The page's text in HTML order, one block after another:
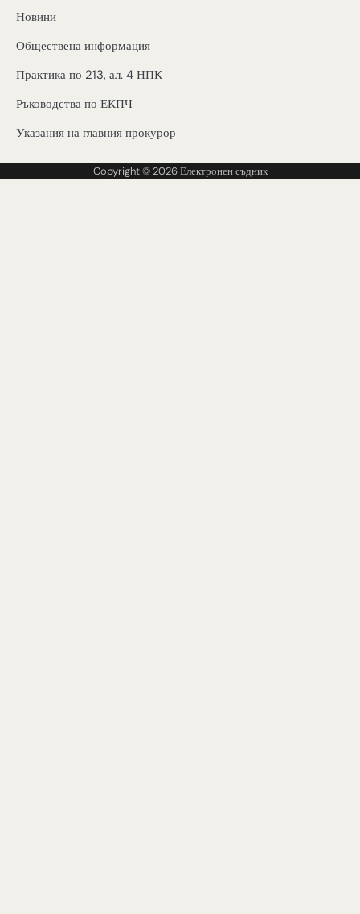
Новини
Обществена информация
Практика по 213, ал. 4 НПК
Ръководства по ЕКПЧ
Указания на главния прокурор
Copyright © 2026Електронен съдник